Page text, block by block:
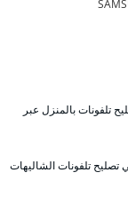
تلفونات بالمنزل عبر
تصليح تلفونات الشاليهات